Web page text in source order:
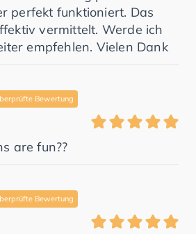
perfekt funktioniert. Das
vermittelt. Werde ich
empfehlen. Vielen Dank
Bewertung
are fun??
Bewertung